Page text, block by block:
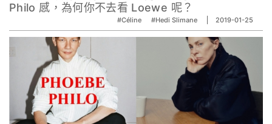
Philo 感，為何你不去看 Loewe 呢？
#Céline #Hedi Slimane 2019-01-25